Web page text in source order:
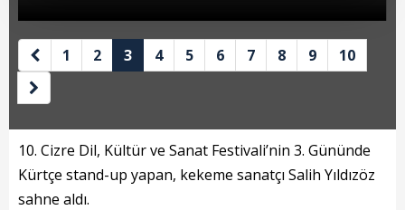
Sicil Kodu ile Tahsilat
Sicil Arama
Şikayet Bildirim Formu
Şikayet Takip Formu
Başkan
1 2 3 4 5 6 7 8 9 10
10. Cizre Dil, Kültür ve Sanat Festivali’nin 3. Gününde
Kürtçe stand-up yapan, kekeme sanatçı Salih Yıldızöz
sahne aldı.